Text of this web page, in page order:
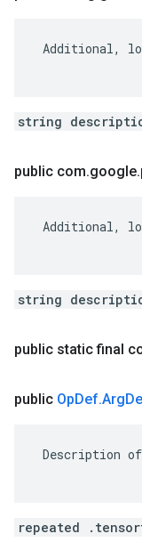
Additional,
string
public com.google.
Additional,
string
public static final
public OpDef.Arg
Description
repeated